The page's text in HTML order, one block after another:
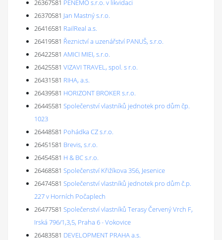
26367581 PENEMO s.r.o. v likvidaci
26370581 Jan Mastný s.r.o.
26416581 RailReal a.s.
26419581 Řeznictví a uzenářství PANUŠ, s.r.o.
26422581 AMICI MIEI, s.r.o.
26425581 VIZAVI TRAVEL, spol. s r.o.
26431581 RIHA, a.s.
26439581 HORIZONT BROKER s.r.o.
26445581 Společenství vlastníků jednotek pro dům čp.
1023
26448581 Pohádka CZ s.r.o.
26451581 Brevis, s.r.o.
26454581 H & BC s.r.o.
26468581 Společenství Křižíkova 356, Jesenice
26474581 Společenství vlastníků jednotek pro dům č.p.
227 v Horních Počaplech
26477581 Společenství vlastníků Terasy Červený Vrch F,
Irská 796/1,3,5, Praha 6 - Vokovice
26483581 DEVELOPMENT PRAHA a.s.